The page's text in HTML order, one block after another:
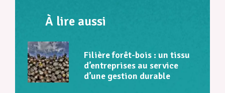
À lire aussi
Filière forêt-bois : un tissu
d’entreprises au service
d’une gestion durable